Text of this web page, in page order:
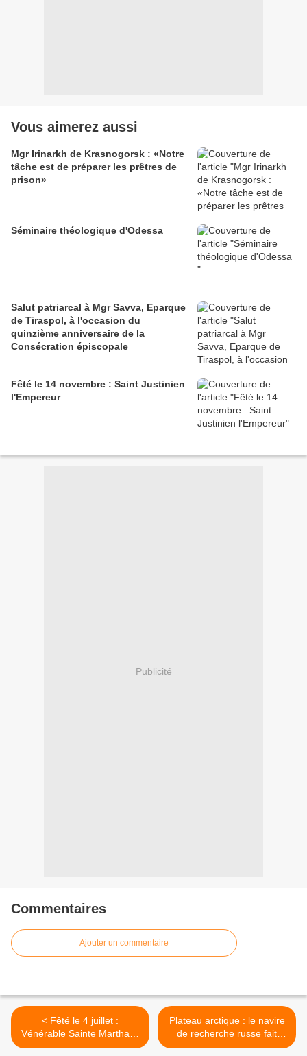
Vous aimerez aussi
Mgr Irinarkh de Krasnogorsk : «Notre
tâche est de préparer les prêtres de
prison»
Séminaire théologique d'Odessa
Salut patriarcal à Mgr Savva, Eparque
de Tiraspol, à l'occasion du
quinzième anniversaire de la
Consécration épiscopale
Fêté le 14 novembre : Saint Justinien
l'Empereur
Publicité
Commentaires
Ajouter un commentaire
< Fêté le 4 juillet :
Vénérable Sainte Martha la
Mère du Vénérable Saint
Plateau arctique : le navire
de recherche russe fait
escale à Arkhangelsk >